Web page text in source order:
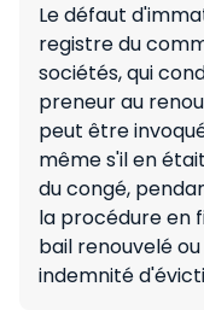
Le défaut
registre du
sociétés, qui
preneur au
peut être
même s'il en
du congé,
la procédure en
bail renouvelé
indemnité